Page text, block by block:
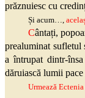
prăznuiesc cu
Și acum…,
Cântați,
prealuminat sufletul
a întrupat dintr-
dăruiască lumii
Urmează